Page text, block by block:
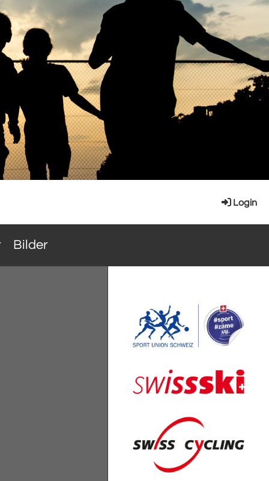
Login
Bilder